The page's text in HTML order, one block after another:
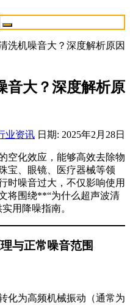
洗机噪音大？深度解析原因
音大？深度解析原
业资讯 日期: 2025年2月28日
空化效应，能够高效去除物
宝、眼镜、医疗器械等领
时噪音过大，不仅影响使用
将围绕**“为什么超声波清
用降噪指南。
与正常噪音范围
化为高频机械振动（通常为